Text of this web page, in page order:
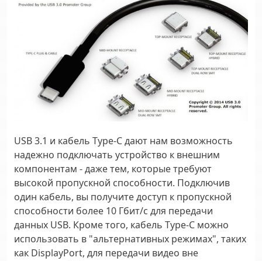
USB 3.1 и кабель Type-C дают нам возможность
надежно подключать устройство к внешним
компонентам - даже тем, которые требуют
высокой пропускной способности. Подключив
один кабель, вы получите доступ к пропускной
способности более 10 Гбит/с для передачи
данных USB. Кроме того, кабель Type-C можно
использовать в "альтернативных режимах", таких
как DisplayPort, для передачи видео вне